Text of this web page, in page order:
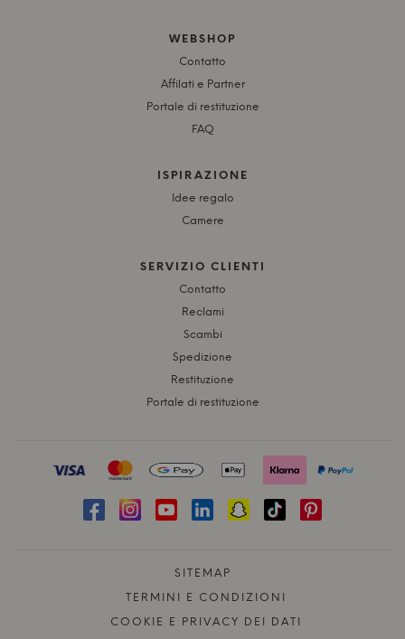
WEBSHOP
Contatto
Affilati e Partner
Portale di restituzione
FAQ
ISPIRAZIONE
Idee regalo
Camere
SERVIZIO CLIENTI
Contatto
Reclami
Scambi
Spedizione
Restituzione
Portale di restituzione
SITEMAP
TERMINI E CONDIZIONI
COOKIE E PRIVACY DEI DATI